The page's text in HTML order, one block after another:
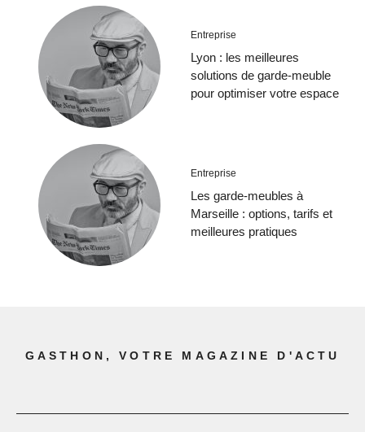
Entreprise
Lyon : les meilleures
solutions de garde-meuble
pour optimiser votre espace
Entreprise
Les garde-meubles à
Marseille : options, tarifs et
meilleures pratiques
GASTHON, VOTRE MAGAZINE D'ACTU